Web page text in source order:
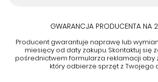
GWARANCJA PRODUCENTA NA
Producent gwarantuje naprawę lub
miesięcy od daty zakupu. Skontaktuj się
pośrednictwem formularza reklamacji aby
który odbierze sprzęt z Twojego